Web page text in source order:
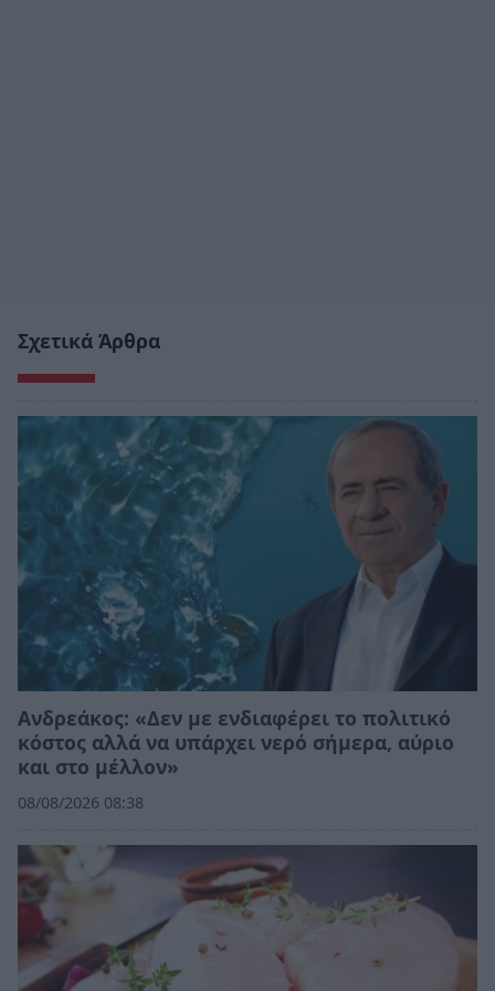
Σχετικά Άρθρα
Ανδρεάκος: «Δεν με ενδιαφέρει το πολιτικό
κόστος αλλά να υπάρχει νερό σήμερα, αύριο
και στο μέλλον»
08/08/2026 08:38